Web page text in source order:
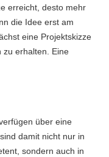
erreicht, desto mehr
die Idee erst am
eine Projektskizze
zu erhalten. Eine
über eine
damit nicht nur in
sondern auch in